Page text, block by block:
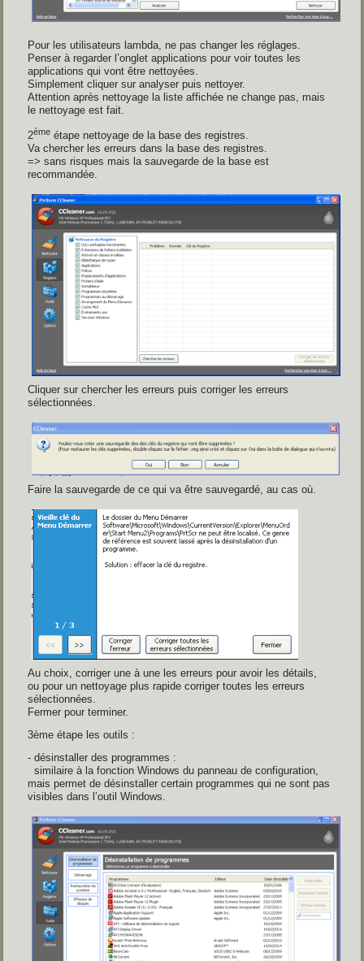
Pour les utilisateurs lambda, ne pas changer les réglages.
Penser à regarder l’onglet applications pour voir toutes les
applications qui vont être nettoyées.
Simplement cliquer sur analyser puis nettoyer.
Attention après nettoyage la liste affichée ne change pas, mais
le nettoyage est fait.
2ème étape nettoyage de la base des registres.
Va chercher les erreurs dans la base des registres.
=> sans risques mais la sauvegarde de la base est
recommandée.
Cliquer sur chercher les erreurs puis corriger les erreurs
sélectionnées.
Faire la sauvegarde de ce qui va être sauvegardé, au cas où.
Au choix, corriger une à une les erreurs pour avoir les détails,
ou pour un nettoyage plus rapide corriger toutes les erreurs
sélectionnées.
Fermer pour terminer.
3ème étape les outils :
- désinstaller des programmes :
similaire à la fonction Windows du panneau de configuration,
mais permet de désinstaller certain programmes qui ne sont pas
visibles dans l’outil Windows.